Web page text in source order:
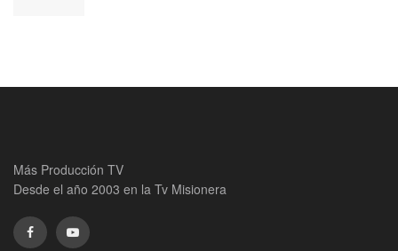
Más Producción TV
Desde el año 2003 en la Tv Misionera